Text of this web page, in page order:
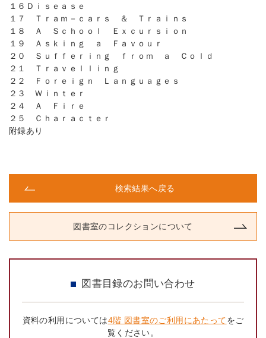
１６Ｄｉｓｅａｓｅ
１７ Ｔｒａｍ－ｃａｒｓ ＆ Ｔｒａｉｎｓ
１８ Ａ Ｓｃｈｏｏｌ Ｅｘｃｕｒｓｉｏｎ
１９ Ａｓｋｉｎｇ ａ Ｆａｖｏｕｒ
２０ Ｓｕｆｆｅｒｉｎｇ ｆｒｏｍ ａ Ｃｏｌｄ
２１ Ｔｒａｖｅｌｌｉｎｇ
２２ Ｆｏｒｅｉｇｎ Ｌａｎｇｕａｇｅｓ
２３ Ｗｉｎｔｅｒ
２４ Ａ Ｆｉｒｅ
２５ Ｃｈａｒａｃｔｅｒ
附録あり
検索結果へ戻る
図書室のコレクションについて
図書目録のお問い合わせ
資料の利用については4階 図書室のご利用にあたってをご
覧ください。